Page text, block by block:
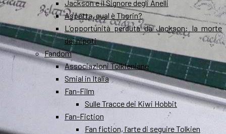
Jackson e il Signore degli Anelli
Aspetta, qual è Thorin?
L’opportunità perduta da Jackson: la morte
dei nipoti
Fandom
Associazioni Tolkieniane
Smial in Italia
Fan-Film
Sulle Tracce dei Kiwi Hobbit
Fan-Fiction
Fan fiction, l’arte di seguire Tolkien